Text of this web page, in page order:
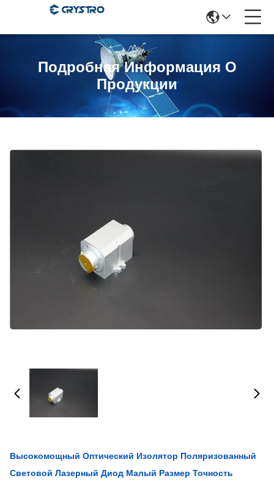
Подробная Информация О
Продукции
Высокомощный Оптический Изолятор Поляризованный
Световой Лазерный Диод Малый Размер Точность